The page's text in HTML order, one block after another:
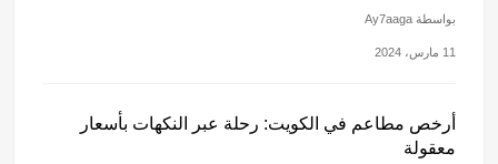
بواسطة Ay7aaga
11 مارس، 2024
أرخص مطاعم في الكويت: رحلة عبر النكهات بأسعار
معقولة